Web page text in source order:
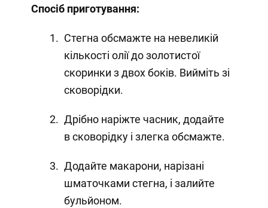
Спосіб приготування:
Стегна обсмажте на невеликій
кількості олії до золотистої
скоринки з двох боків. Вийміть зі
сковорідки.
Дрібно наріжте часник, додайте
в сковорідку і злегка обсмажте.
Додайте макарони, нарізані
шматочками стегна, і залийте
бульйоном.